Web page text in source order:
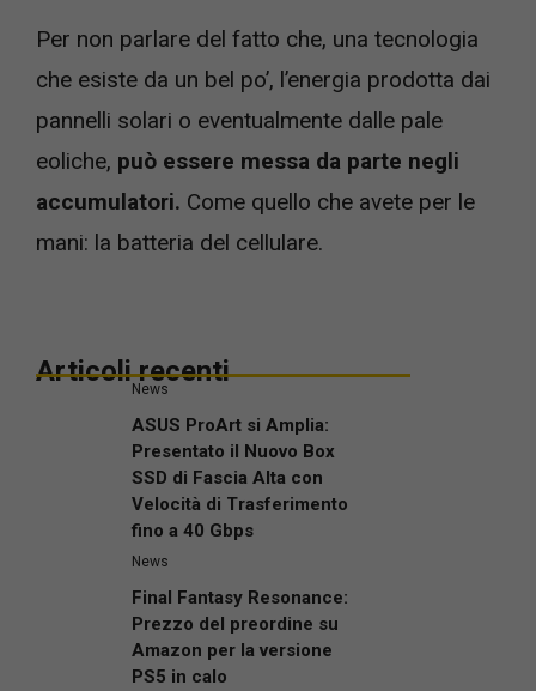
Per non parlare del fatto che, una tecnologia
che esiste da un bel po’, l’energia prodotta dai
pannelli solari o eventualmente dalle pale
eoliche, può essere messa da parte negli
accumulatori. Come quello che avete per le
mani: la batteria del cellulare.
Articoli recenti
News
ASUS ProArt si Amplia:
Presentato il Nuovo Box
SSD di Fascia Alta con
Velocità di Trasferimento
fino a 40 Gbps
News
Final Fantasy Resonance:
Prezzo del preordine su
Amazon per la versione
PS5 in calo